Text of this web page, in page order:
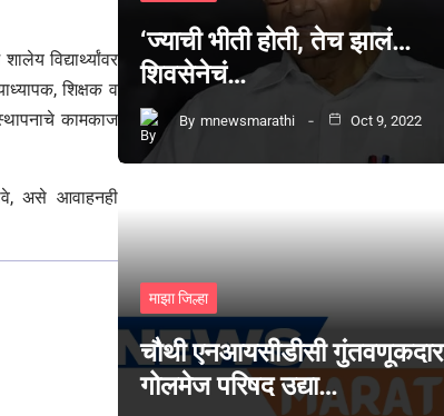
विद्यार्थ्यांवर
शिक्षक व
कामकाज
असे आवाहनही
‘ज्याची भीती होती, तेच झालं…
शिवसेनेचं…
By mnewsmarathi Oct 9, 2022
माझा जिल्हा
चौथी एनआयसीडीसी गुंतवणूकदार
गोलमेज परिषद उद्या…